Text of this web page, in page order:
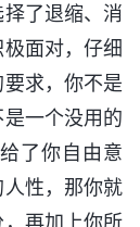
了退缩、消
面对，仔细
求，你不是
一个没用的
了你自由意
性，那你就
再加上你所